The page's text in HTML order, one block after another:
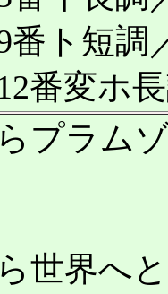
短調
変ホ長
プラム
世界へ